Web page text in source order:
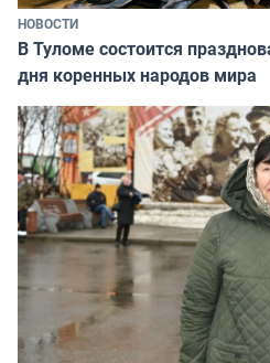
НОВОСТИ
В Туломе состоится
дня коренных народов мира